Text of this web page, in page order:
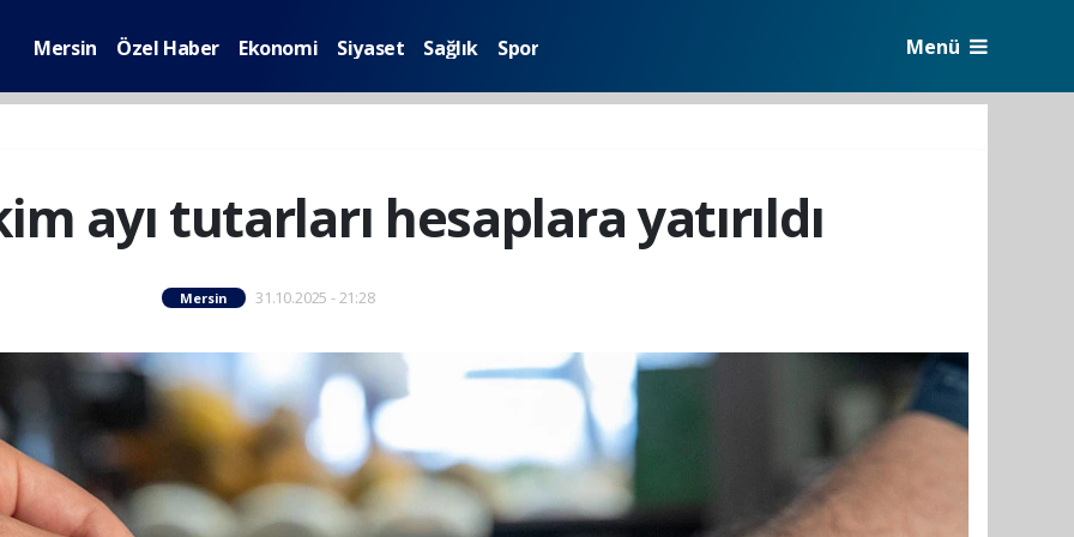
Mersin Özel Haber Ekonomi Siyaset Sağlık Spor Menü
ayı tutarları hesaplara yatırıldı
Mersin 31.10.2025 - 21:28